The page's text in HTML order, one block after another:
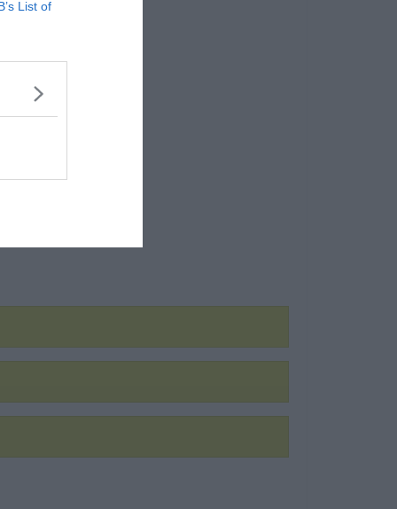
List of